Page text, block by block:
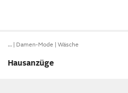
… Damen-Mode Wäsche
Hausanzüge